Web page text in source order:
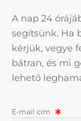
A nap 24
segítsünk. Ha
kérjük, vegye
bátran, és mi
lehető
E-mail cím